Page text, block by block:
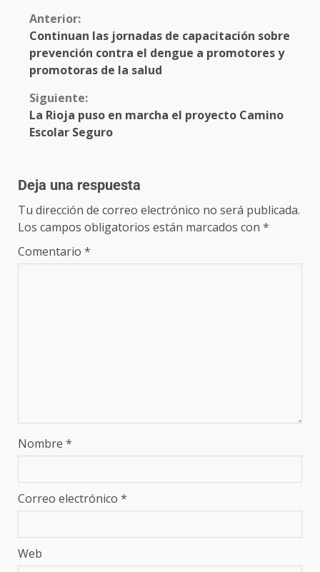
Anterior:
Continuan las jornadas de capacitación sobre
prevención contra el dengue a promotores y
promotoras de la salud
Siguiente:
La Rioja puso en marcha el proyecto Camino
Escolar Seguro
Deja una respuesta
Tu dirección de correo electrónico no será publicada.
Los campos obligatorios están marcados con *
Comentario *
Nombre *
Correo electrónico *
Web